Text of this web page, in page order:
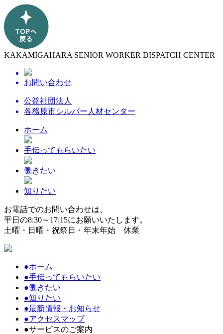
KAKAMIGAHARA SENIOR WORKER DISPATCH CENTER
お問い合わせ
公益社団法人
各務原市シルバー人材センター
ホーム
手伝ってもらいたい
働きたい
知りたい
お電話でのお問い合わせは、
平日の8:30～17:15にお願いいたします。
土曜・日曜・祝祭日・年末年始 休業
●ホーム
●手伝ってもらいたい
●働きたい
●知りたい
●最新情報・お知らせ
●アクセスマップ
●サービスのご案内